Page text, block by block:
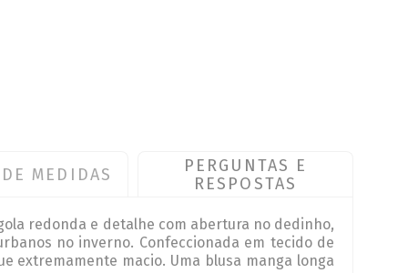
MEDIDAS
PERGUNTAS E
RESPOSTAS
redonda e detalhe com abertura no dedinho,
no inverno. Confeccionada em tecido de
extremamente macio. Uma blusa manga longa